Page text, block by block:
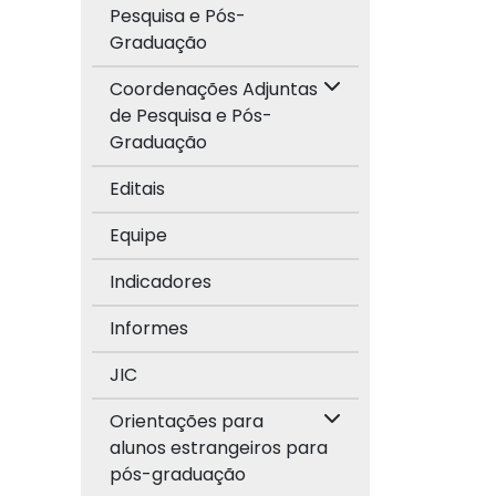
Pesquisa e Pós-
Graduação
Coordenações Adjuntas
de Pesquisa e Pós-
Graduação
Editais
Equipe
Indicadores
Informes
JIC
Orientações para
alunos estrangeiros para
pós-graduação